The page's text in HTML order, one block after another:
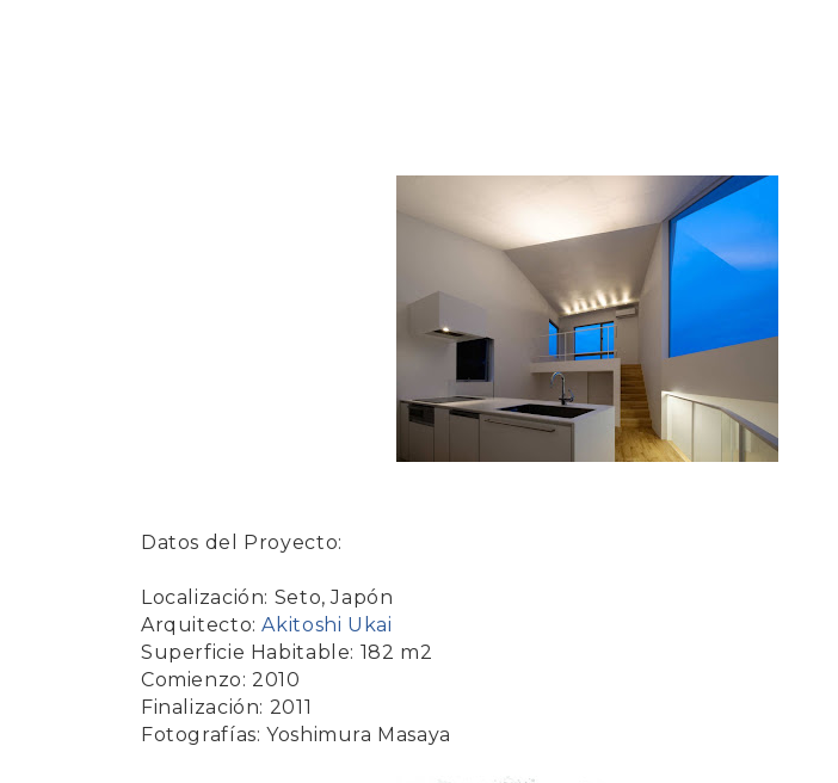
Datos del Proyecto:
Localización: Seto, Japón
Arquitecto:Akitoshi Ukai
Superficie Habitable: 182 m2
Comienzo: 2010
Finalización: 2011
Fotografías: Yoshimura Masaya